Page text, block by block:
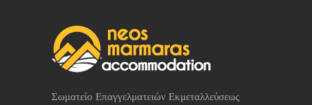
Σωματείο Επαγγελματειών Εκμεταλλεύσεως